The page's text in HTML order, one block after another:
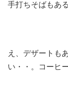
手打ちそばもあ
え、デザートも
い・・。コーヒ